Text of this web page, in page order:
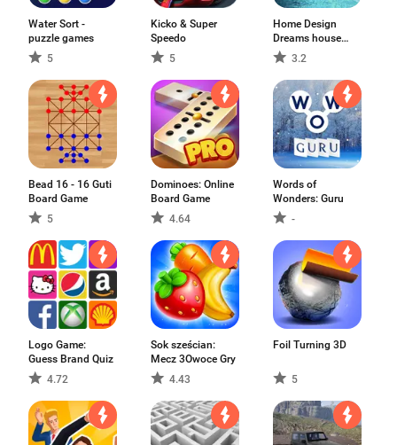
Water Sort -
puzzle games
5
Kicko & Super
Speedo
5
Home Design
Dreams house
games
3.2
Bead 16 - 16 Guti
Board Game
5
Dominoes: Online
Board Game
4.64
Words of
Wonders: Guru
-
Logo Game:
Guess Brand Quiz
4.72
Sok sześcian:
Mecz 3Owoce Gry
4.43
Foil Turning 3D
5